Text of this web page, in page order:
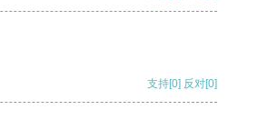
支持[0] 反对[0]